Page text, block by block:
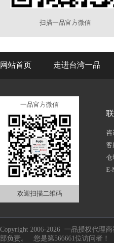
扫描一品官方微信
网站首页 走进台湾一品
一品官方微信
欢迎扫描二维码
客
仓
E-
Copyright 2006-2026 一品授权代理
部负责。 您是第566661位访问者！